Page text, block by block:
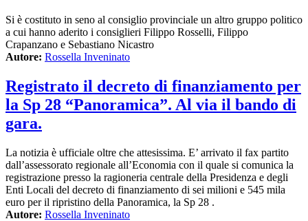
Si è costituto in seno al consiglio provinciale un altro gruppo politico
a cui hanno aderito i consiglieri Filippo Rosselli, Filippo
Crapanzano e Sebastiano Nicastro
Autore: Rossella Inveninato
Registrato il decreto di finanziamento per
la Sp 28 “Panoramica”. Al via il bando di
gara.
La notizia è ufficiale oltre che attesissima. E’ arrivato il fax partito
dall’assessorato regionale all’Economia con il quale si comunica la
registrazione presso la ragioneria centrale della Presidenza e degli
Enti Locali del decreto di finanziamento di sei milioni e 545 mila
euro per il ripristino della Panoramica, la Sp 28 .
Autore: Rossella Inveninato